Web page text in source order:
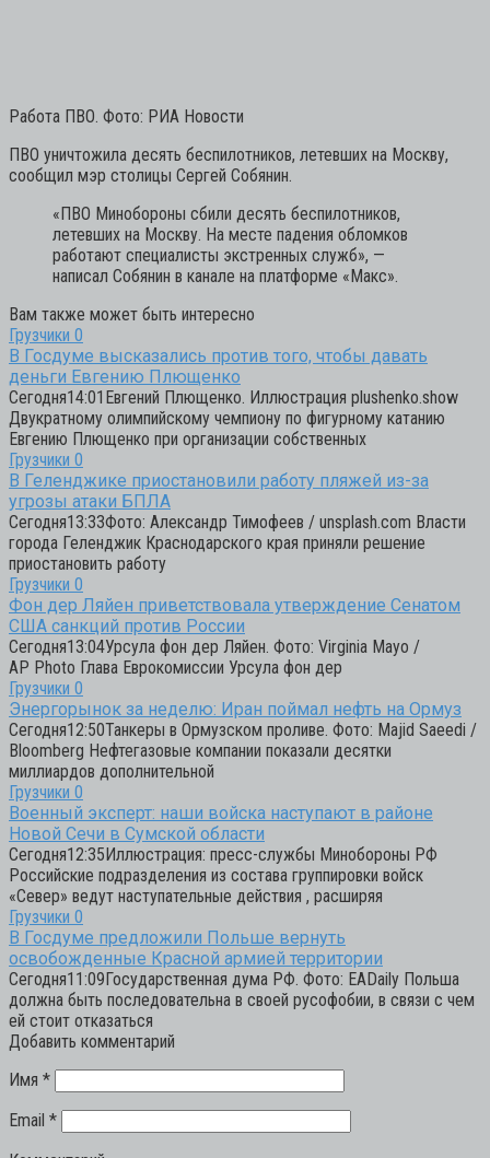
Работа ПВО. Фото: РИА Новости
ПВО уничтожила десять беспилотников, летевших на Москву,
сообщил мэр столицы Сергей Собянин.
«ПВО Минобороны сбили десять беспилотников,
летевших на Москву. На месте падения обломков
работают специалисты экстренных служб», —
написал Собянин в канале на платформе «Макс».
Вам также может быть интересно
Грузчики 0
В Госдуме высказались против того, чтобы давать
деньги Евгению Плющенко
Сегодня14:01Евгений Плющенко. Иллюстрация plushenko.show
Двукратному олимпийскому чемпиону по фигурному катанию
Евгению Плющенко при организации собственных
Грузчики 0
В Геленджике приостановили работу пляжей из-за
угрозы атаки БПЛА
Сегодня13:33Фото: Александр Тимофеев / unsplash.com Власти
города Геленджик Краснодарского края приняли решение
приостановить работу
Грузчики 0
Фон дер Ляйен приветствовала утверждение Сенатом
США санкций против России
Сегодня13:04Урсула фон дер Ляйен. Фото: Virginia Mayo /
AP Photo Глава Еврокомиссии Урсула фон дер
Грузчики 0
Энергорынок за неделю: Иран поймал нефть на Ормуз
Сегодня12:50Танкеры в Ормузском проливе. Фото: Majid Saeedi /
Bloomberg Нефтегазовые компании показали десятки
миллиардов дополнительной
Грузчики 0
Военный эксперт: наши войска наступают в районе
Новой Сечи в Сумской области
Сегодня12:35Иллюстрация: пресс-службы Минобороны РФ
Российские подразделения из состава группировки войск
«Север» ведут наступательные действия , расширяя
Грузчики 0
В Госдуме предложили Польше вернуть
освобожденные Красной армией территории
Сегодня11:09Государственная дума РФ. Фото: EADaily Польша
должна быть последовательна в своей русофобии, в связи с чем
ей стоит отказаться
Добавить комментарий
Имя *
Email *